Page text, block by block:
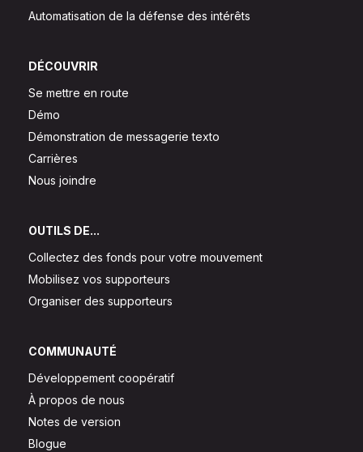
Automatisation de la défense des intérêts
DÉCOUVRIR
Se mettre en route
Démo
Démonstration de messagerie texto
Carrières
Nous joindre
OUTILS DE...
Collectez des fonds pour votre mouvement
Mobilisez vos supporteurs
Organiser des supporteurs
COMMUNAUTÉ
Développement coopératif
À propos de nous
Notes de version
Blogue